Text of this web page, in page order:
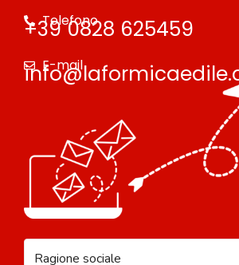
Telefono
+39 0828 625459
E-mail